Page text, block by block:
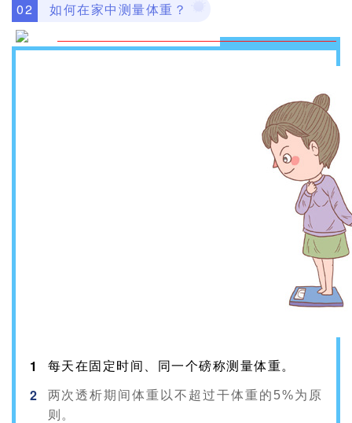
02 如何在家中测量体重？
1 每天在固定时间、同一个磅称测量体重。
2
两次透析期间体重以不超过干体重的5%为原
则。